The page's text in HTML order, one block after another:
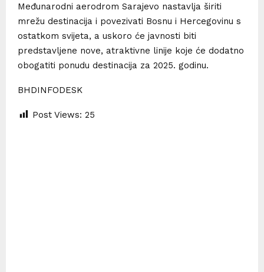
Međunarodni aerodrom Sarajevo nastavlja širiti
mrežu destinacija i povezivati Bosnu i Hercegovinu s
ostatkom svijeta, a uskoro će javnosti biti
predstavljene nove, atraktivne linije koje će dodatno
obogatiti ponudu destinacija za 2025. godinu.
BHDINFODESK
Post Views: 25